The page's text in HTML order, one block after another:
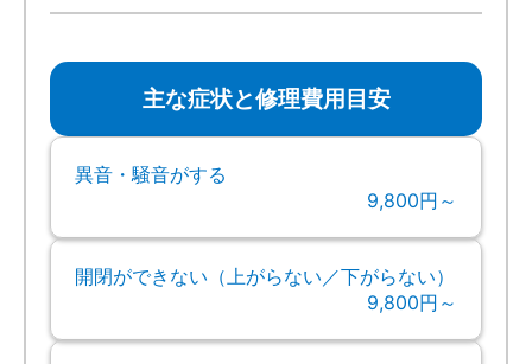
主な症状と修理費用目安
異音・騒音がする
9,800円～
開閉ができない（上がらない／下がらない）
9,800円～